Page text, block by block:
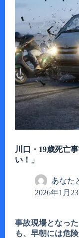
川口・19歳死亡
い！」
あなた
2026年1月23
事故現場となっ
も、早朝には危